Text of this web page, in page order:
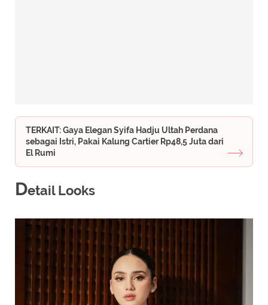
TERKAIT: Gaya Elegan Syifa Hadju Ultah Perdana
sebagai Istri, Pakai Kalung Cartier Rp48,5 Juta dari
El Rumi
Detail Looks